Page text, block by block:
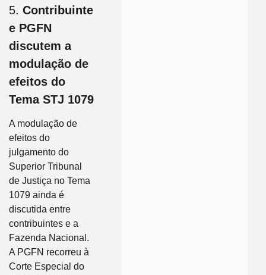
5. Contribuinte
e PGFN
discutem a
modulação de
efeitos do
Tema STJ 1079
A modulação de
efeitos do
julgamento do
Superior Tribunal
de Justiça no Tema
1079 ainda é
discutida entre
contribuintes e a
Fazenda Nacional.
A PGFN recorreu à
Corte Especial do